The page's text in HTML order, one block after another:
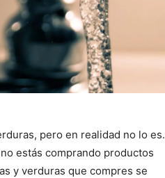
pero en realidad no lo es.
estás comprando productos
y verduras que compres se